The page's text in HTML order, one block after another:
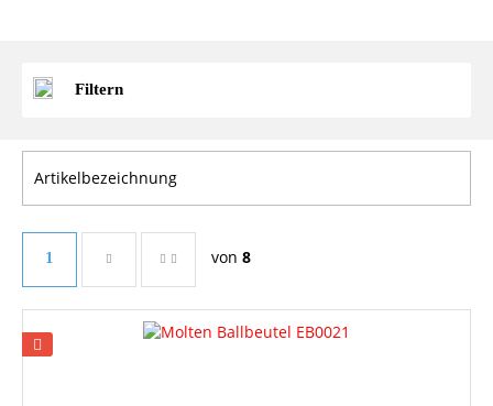
Filtern
1 von 8